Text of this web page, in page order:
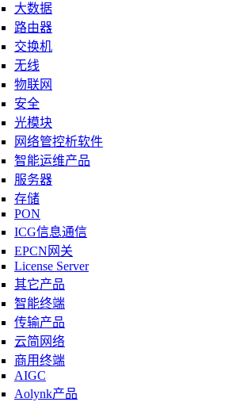
大数据
路由器
交换机
无线
物联网
安全
光模块
网络管控析软件
智能运维产品
服务器
存储
PON
ICG信息通信
EPCN网关
License Server
其它产品
智能终端
传输产品
云简网络
商用终端
AIGC
Aolynk产品